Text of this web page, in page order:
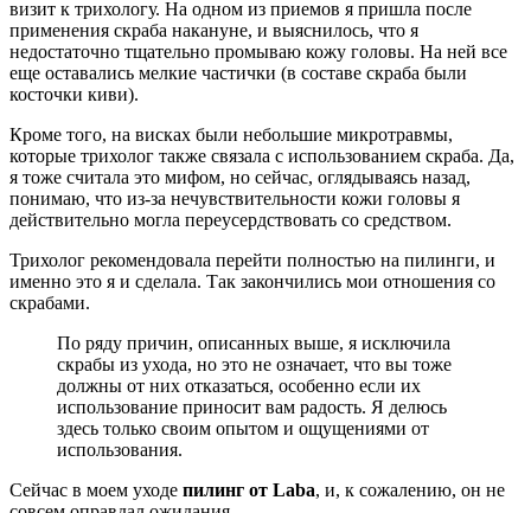
визит к трихологу. На одном из приемов я пришла после
применения скраба накануне, и выяснилось, что я
недостаточно тщательно промываю кожу головы. На ней все
еще оставались мелкие частички (в составе скраба были
косточки киви).
Кроме того, на висках были небольшие микротравмы,
которые трихолог также связала с использованием скраба. Да,
я тоже считала это мифом, но сейчас, оглядываясь назад,
понимаю, что из-за нечувствительности кожи головы я
действительно могла переусердствовать со средством.
Трихолог рекомендовала перейти полностью на пилинги, и
именно это я и сделала. Так закончились мои отношения со
скрабами.
По ряду причин, описанных выше, я исключила
скрабы из ухода, но это не означает, что вы тоже
должны от них отказаться, особенно если их
использование приносит вам радость. Я делюсь
здесь только своим опытом и ощущениями от
использования.
Сейчас в моем уходе пилинг от Laba, и, к сожалению, он не